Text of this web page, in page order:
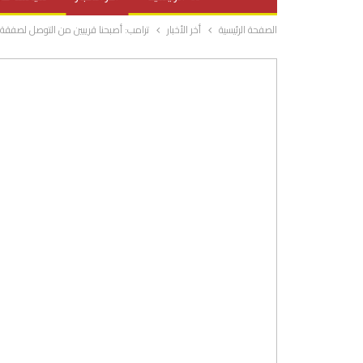
صحة وتغذية
المرأة والحياة الصفحة الرئيسية أخر الأخبار ترامب: أصبحنا قريبين من التوصل